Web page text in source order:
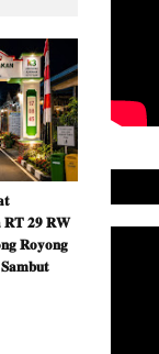
𝐑𝐓 𝟐𝟗 𝐑𝐖
𝐑𝐨𝐲𝐨𝐧𝐠
𝐒𝐚𝐦𝐛𝐮𝐭